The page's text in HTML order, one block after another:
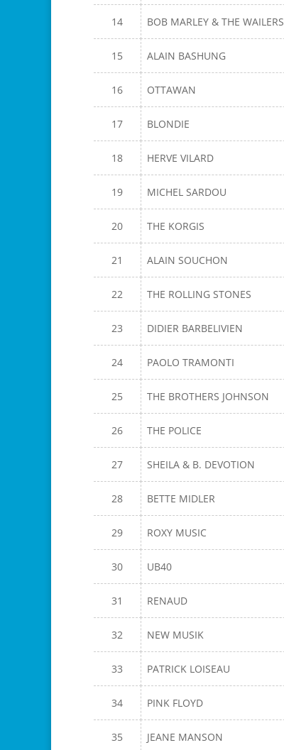
14 BOB MARLEY & THE WAILERS
15 ALAIN BASHUNG
16 OTTAWAN
17 BLONDIE
18 HERVE VILARD
19 MICHEL SARDOU
20 THE KORGIS
21 ALAIN SOUCHON
22 THE ROLLING STONES
23 DIDIER BARBELIVIEN
24 PAOLO TRAMONTI
25 THE BROTHERS JOHNSON
26 THE POLICE
27 SHEILA & B. DEVOTION
28 BETTE MIDLER
29 ROXY MUSIC
30 UB40
31 RENAUD
32 NEW MUSIK
33 PATRICK LOISEAU
34 PINK FLOYD
35 JEANE MANSON